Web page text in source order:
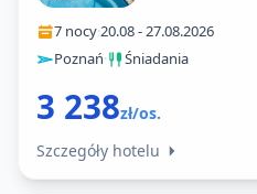
7 nocy·20.08-27.08.2026
Poznań· Śniadania
3 238zł/os.
Szczegóły hotelu